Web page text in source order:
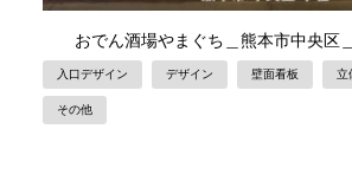
おでん酒場やまぐち＿熊本市中央区
入口デザイン デザイン 壁面看板 立
その他